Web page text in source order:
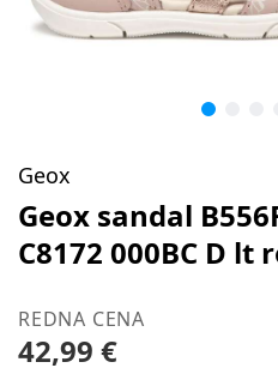
Geox
Geox sandal
C8172 000BC D lt
REDNA CENA
42,99 €